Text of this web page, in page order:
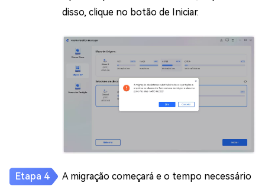
disso, clique no botão de Iniciar.
A migração começará e o tempo necessário